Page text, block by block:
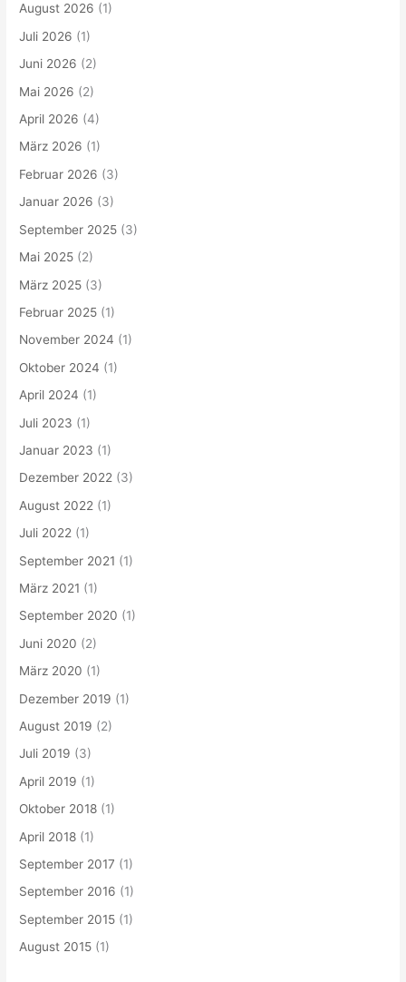
August 2026 (1)
Juli 2026 (1)
Juni 2026 (2)
Mai 2026 (2)
April 2026 (4)
März 2026 (1)
Februar 2026 (3)
Januar 2026 (3)
September 2025 (3)
Mai 2025 (2)
März 2025 (3)
Februar 2025 (1)
November 2024 (1)
Oktober 2024 (1)
April 2024 (1)
Juli 2023 (1)
Januar 2023 (1)
Dezember 2022 (3)
August 2022 (1)
Juli 2022 (1)
September 2021 (1)
März 2021 (1)
September 2020 (1)
Juni 2020 (2)
März 2020 (1)
Dezember 2019 (1)
August 2019 (2)
Juli 2019 (3)
April 2019 (1)
Oktober 2018 (1)
April 2018 (1)
September 2017 (1)
September 2016 (1)
September 2015 (1)
August 2015 (1)